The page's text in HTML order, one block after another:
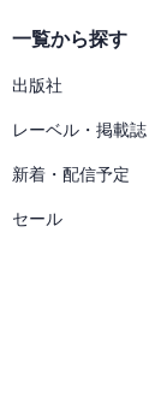
一覧から探す
出版社
レーベル・掲載誌
新着・配信予定
セール